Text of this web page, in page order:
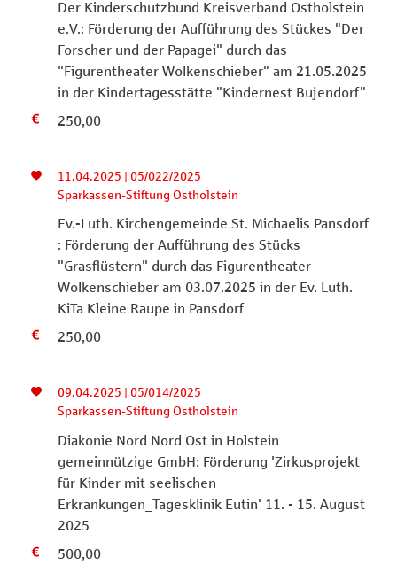
Der Kinderschutzbund Kreisverband Ostholstein
e.V.: Förderung der Aufführung des Stückes "Der
Forscher und der Papagei" durch das
"Figurentheater Wolkenschieber" am 21.05.2025
in der Kindertagesstätte "Kindernest Bujendorf"
250,00
11.04.2025 | 05/022/2025
Sparkassen-Stiftung Ostholstein
Ev.-Luth. Kirchengemeinde St. Michaelis Pansdorf
: Förderung der Aufführung des Stücks
"Grasflüstern" durch das Figurentheater
Wolkenschieber am 03.07.2025 in der Ev. Luth.
KiTa Kleine Raupe in Pansdorf
250,00
09.04.2025 | 05/014/2025
Sparkassen-Stiftung Ostholstein
Diakonie Nord Nord Ost in Holstein
gemeinnützige GmbH: Förderung 'Zirkusprojekt
für Kinder mit seelischen
Erkrankungen_Tagesklinik Eutin' 11. - 15. August
2025
500,00